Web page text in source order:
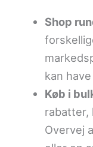
Shop
kan
Køb i
rabatter,
Overvej